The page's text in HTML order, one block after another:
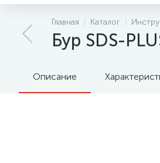
Подарки/
Сувениры
Главная Каталог
Бур SDS-
Описание